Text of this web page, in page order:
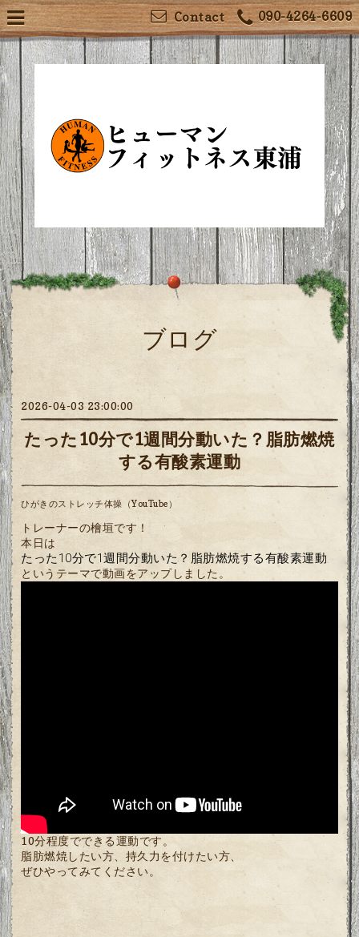
090-4264-6609
Contact
ブログ
2026-04-03 23:00:00
たった10分で1週間分動いた？脂肪燃焼
する有酸素運動
ひがきのストレッチ体操（YouTube）
トレーナーの檜垣です！
本日は
たった10分で1週間分動いた？脂肪燃焼する有酸素運動
というテーマで動画をアップしました。
10分程度でできる運動です。
脂肪燃焼したい方、持久力を付けたい方、
ぜひやってみてください。